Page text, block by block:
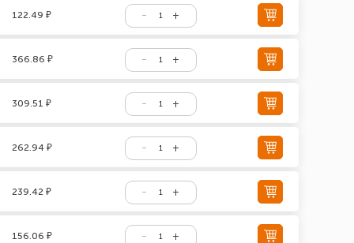
122.49 ₽
366.86 ₽
309.51 ₽
262.94 ₽
239.42 ₽
156.06 ₽